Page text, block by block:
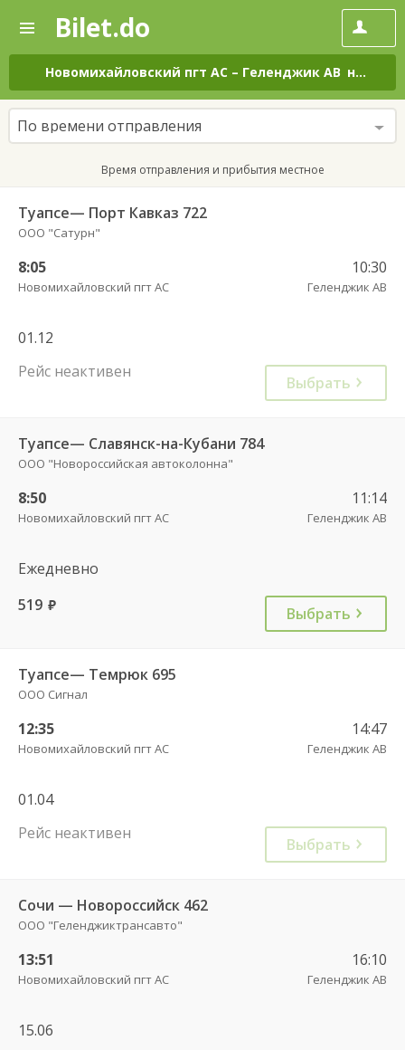
—
Поиск
и
покупка
билетов
на
автобус
онлайн
Bilet.do
Новомихайловский пгт АС – Геленджик АВ на все дни
По времени отправления
Время отправления и прибытия местное
Туапсе— Порт Кавказ 722
ООО "Сатурн"
8:05
Новомихайловский пгт АС
10:30
Геленджик АВ
01.12
Рейс неактивен
Выбрать
Туапсе— Славянск-на-Кубани 784
ООО "Новороссийская автоколонна"
8:50
Новомихайловский пгт АС
11:14
Геленджик АВ
Ежедневно
519 руб. Выбрать
Туапсе— Темрюк 695
ООО Сигнал
12:35
Новомихайловский пгт АС
14:47
Геленджик АВ
01.04
Рейс неактивен
Выбрать
Сочи — Новороссийск 462
ООО "Геленджиктрансавто"
13:51
Новомихайловский пгт АС
16:10
Геленджик АВ
15.06